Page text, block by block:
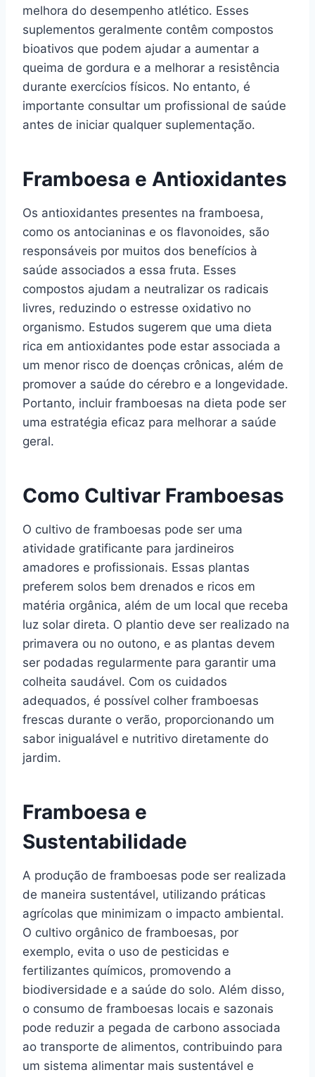
melhora do desempenho atlético. Esses
suplementos geralmente contêm compostos
bioativos que podem ajudar a aumentar a
queima de gordura e a melhorar a resistência
durante exercícios físicos. No entanto, é
importante consultar um profissional de saúde
antes de iniciar qualquer suplementação.
Framboesa e Antioxidantes
Os antioxidantes presentes na framboesa,
como os antocianinas e os flavonoides, são
responsáveis por muitos dos benefícios à
saúde associados a essa fruta. Esses
compostos ajudam a neutralizar os radicais
livres, reduzindo o estresse oxidativo no
organismo. Estudos sugerem que uma dieta
rica em antioxidantes pode estar associada a
um menor risco de doenças crônicas, além de
promover a saúde do cérebro e a longevidade.
Portanto, incluir framboesas na dieta pode ser
uma estratégia eficaz para melhorar a saúde
geral.
Como Cultivar Framboesas
O cultivo de framboesas pode ser uma
atividade gratificante para jardineiros
amadores e profissionais. Essas plantas
preferem solos bem drenados e ricos em
matéria orgânica, além de um local que receba
luz solar direta. O plantio deve ser realizado na
primavera ou no outono, e as plantas devem
ser podadas regularmente para garantir uma
colheita saudável. Com os cuidados
adequados, é possível colher framboesas
frescas durante o verão, proporcionando um
sabor inigualável e nutritivo diretamente do
jardim.
Framboesa e
Sustentabilidade
A produção de framboesas pode ser realizada
de maneira sustentável, utilizando práticas
agrícolas que minimizam o impacto ambiental.
O cultivo orgânico de framboesas, por
exemplo, evita o uso de pesticidas e
fertilizantes químicos, promovendo a
biodiversidade e a saúde do solo. Além disso,
o consumo de framboesas locais e sazonais
pode reduzir a pegada de carbono associada
ao transporte de alimentos, contribuindo para
um sistema alimentar mais sustentável e